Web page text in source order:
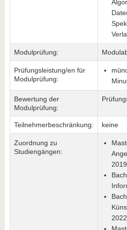
Modulprüfung:
Prüfungsleistung/en für
Modulprüfung:
Bewertung der
Modulprüfung:
Teilnehmerbeschränkung: keine
Zuordnung zu
Studiengängen:
2019
2022